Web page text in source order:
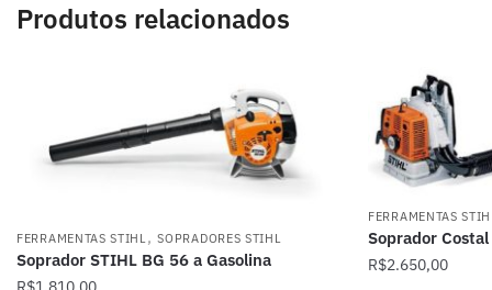
Produtos relacionados
FERRAMENTAS STIHL ,SOPRADORES STIHL
Soprador STIHL BG 56 a Gasolina
FERRAMENTAS
Soprador
R$2.650,00